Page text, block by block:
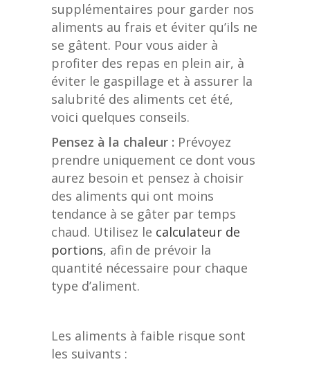
supplémentaires pour garder nos
aliments au frais et éviter qu’ils ne
se gâtent. Pour vous aider à
profiter des repas en plein air, à
éviter le gaspillage et à assurer la
salubrité des aliments cet été,
voici quelques conseils.
Pensez à la chaleur : Prévoyez
prendre uniquement ce dont vous
aurez besoin et pensez à choisir
des aliments qui ont moins
tendance à se gâter par temps
chaud. Utilisez le calculateur de
portions, afin de prévoir la
quantité nécessaire pour chaque
type d’aliment.
Les aliments à faible risque sont
les suivants :